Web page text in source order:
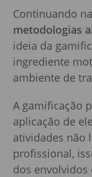
Continuando
metodologias
ideia da
ingrediente
ambiente de
A gamificação
aplicação de
atividades não
profissional,
dos